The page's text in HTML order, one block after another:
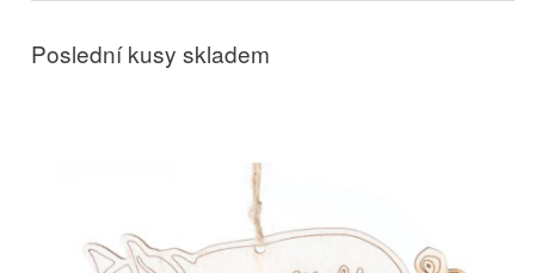
Poslední kusy skladem